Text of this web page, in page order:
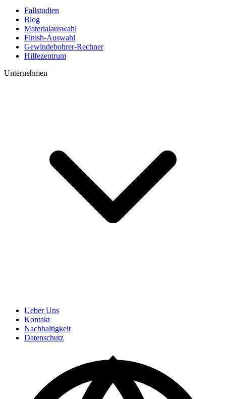
Fallstudien
Blog
Materialauswahl
Finish-Auswahl
Gewindebohrer-Rechner
Hilfezentrum
Unternehmen
Ueber Uns
Kontakt
Nachhaltigkeit
Datenschutz